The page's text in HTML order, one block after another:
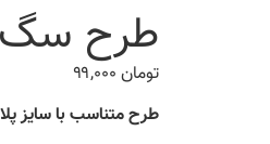
طرح سگ
تومان
طرح متناسب با سایز